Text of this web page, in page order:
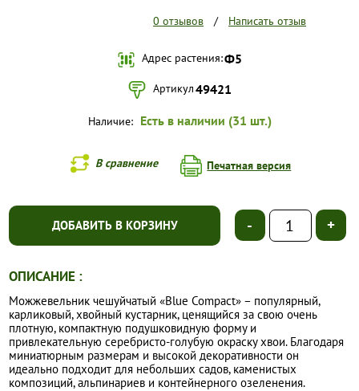
0 отзывов / Написать отзыв
Адрес растения:Ф5
Артикул49421
Наличие: Есть в наличии (31 шт.)
В сравнение Печатная версия
ДОБАВИТЬ В КОРЗИНУ - +
ОПИСАНИЕ :
Можжевельник чешуйчатый «Blue Compact» – популярный,
карликовый, хвойный кустарник, ценящийся за свою очень
плотную, компактную подушковидную форму и
привлекательную серебристо-голубую окраску хвои. Благодаря
миниатюрным размерам и высокой декоративности он
идеально подходит для небольших садов, каменистых
композиций, альпинариев и контейнерного озеленения.